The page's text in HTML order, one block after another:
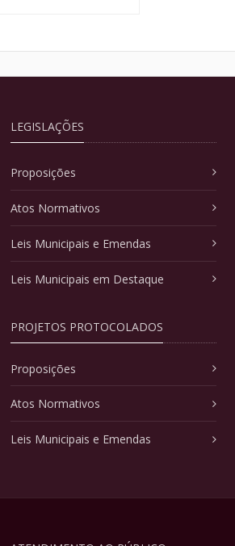
LEGISLAÇÕES
Proposições
Atos Normativos
Leis Municipais e Emendas
Leis Municipais em Destaque
PROJETOS PROTOCOLADOS
Proposições
Atos Normativos
Leis Municipais e Emendas